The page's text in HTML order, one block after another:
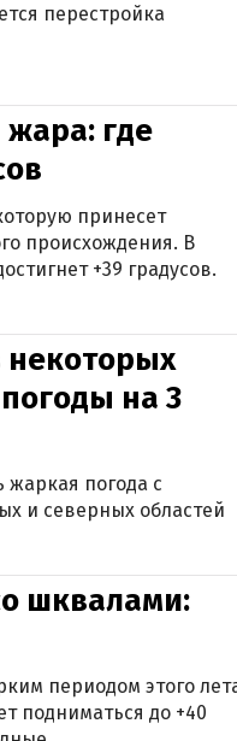
перестройка
где
принесет
происхождения. В
+39 градусов.
некоторых
на 3
жаркая погода с
и северных областей
шквалами:
периодом этого
подниматься до +40